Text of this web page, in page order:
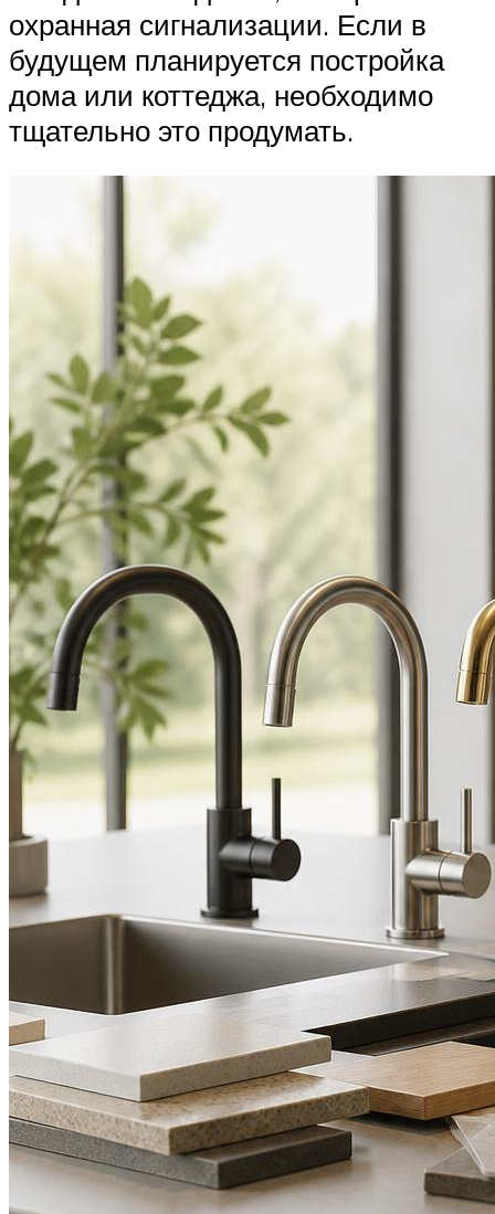
охранная сигнализации. Если в
будущем планируется постройка
дома или коттеджа, необходимо
тщательно это продумать.